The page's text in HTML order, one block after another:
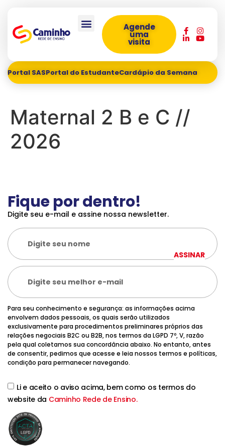
Agende
uma
visita
Portal SASPortal do EstudanteCardápio da Semana
Maternal 2 B e C //
2026
Fique por dentro!
Digite seu e-mail e assine nossa newsletter.
Para seu conhecimento e segurança: as informações acima
envolvem dados pessoais, os quais serão utilizados
exclusivamente para procedimentos preliminares próprios das
relações negociais B2C ou B2B, nos termos da LGPD 7º, V, razão
pela qual coletamos sua concordância abaixo. No entanto, antes
de consentir, pedimos que acesse e leia nossos termos e políticas,
condição para permanecer navegando.
Li e aceito o aviso acima, bem como os termos do
website da Caminho Rede de Ensino.
ASSINAR